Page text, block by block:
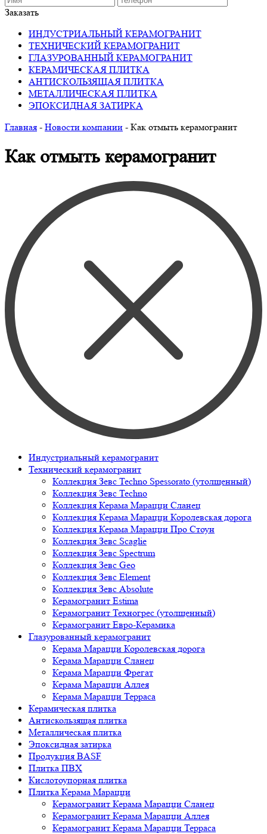
Заказать
ИНДУСТРИАЛЬНЫЙ КЕРАМОГРАНИТ
ТЕХНИЧЕСКИЙ КЕРАМОГРАНИТ
ГЛАЗУРОВАННЫЙ КЕРАМОГРАНИТ
КЕРАМИЧЕСКАЯ ПЛИТКА
АНТИСКОЛЬЗЯЩАЯ ПЛИТКА
МЕТАЛЛИЧЕСКАЯ ПЛИТКА
ЭПОКСИДНАЯ ЗАТИРКА
Главная - Новости компании - Как отмыть керамогранит
Как отмыть керамогранит
Индустриальный керамогранит
Технический керамогранит
Коллекция Зевс Techno Spessorato (утолщенный)
Коллекция Зевс Techno
Коллекция Керама Марацци Сланец
Коллекция Керама Марацци Королевская дорога
Коллекция Керама Марацци Про Стоун
Коллекция Зевс Scaglie
Коллекция Зевс Spectrum
Коллекция Зевс Geo
Коллекция Зевс Element
Коллекция Зевс Absolute
Керамогранит Estima
Керамогранит Техногрес (утолщенный)
Керамогранит Евро-Керамика
Глазурованный керамогранит
Керама Марацци Королевская дорога
Керама Марацци Сланец
Керама Марацци Фрегат
Керама Марацци Аллея
Керама Марацци Терраса
Керамическая плитка
Антискользящая плитка
Металлическая плитка
Эпоксидная затирка
Продукция BASF
Плитка ПВХ
Кислотоупорная плитка
Плитка Керама Марацци
Керамогранит Керама Марацци Сланец
Керамогранит Керама Марацци Аллея
Керамогранит Керама Марацци Терраса